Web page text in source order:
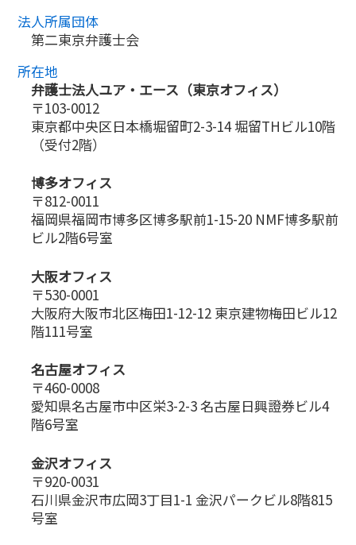
法人所属団体
第二東京弁護士会
所在地
弁護士法人ユア・エース（東京オフィス）
〒103-0012
東京都中央区日本橋堀留町2-3-14 堀留THビル10階
（受付2階）
博多オフィス
〒812-0011
福岡県福岡市博多区博多駅前1-15-20 NMF博多駅前
ビル2階6号室
大阪オフィス
〒530-0001
大阪府大阪市北区梅田1-12-12 東京建物梅田ビル12
階111号室
名古屋オフィス
〒460-0008
愛知県名古屋市中区栄3-2-3 名古屋日興證券ビル4
階6号室
金沢オフィス
〒920-0031
石川県金沢市広岡3丁目1-1 金沢パークビル8階815
号室